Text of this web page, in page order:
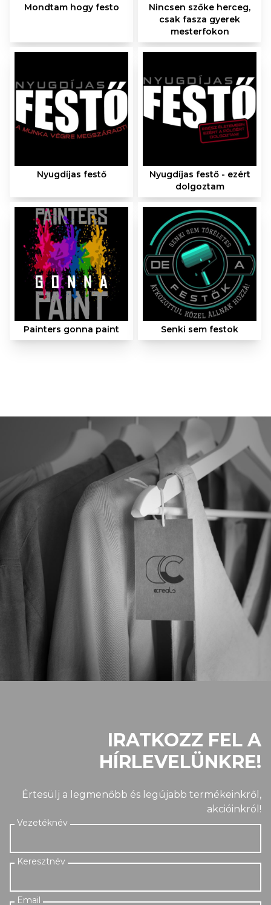
Mondtam hogy festo
Nincsen szőke herceg,
csak fasza gyerek
mesterfokon
Nyugdíjas festő
Nyugdíjas festő - ezért
dolgoztam
Painters gonna paint Senki sem festok
IRATKOZZ FEL A
HÍRLEVELÜNKRE!
Értesülj a legmenőbb és legújabb termékeinkről,
akcióinkról!